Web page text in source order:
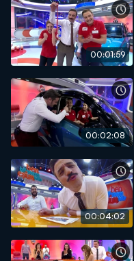
00:01:59
00:02:08
00:04:02